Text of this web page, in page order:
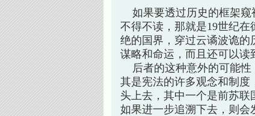
如果要透过历史的框架窥
不得不读，那就是19世纪在
绝的国界，穿过云谲波诡
谋略和命运，而且还可以读
后者的这种意外的可能性
其是宪法的许多观念和制
头上去，其中一个是前苏
如果进一步追溯下去，则会